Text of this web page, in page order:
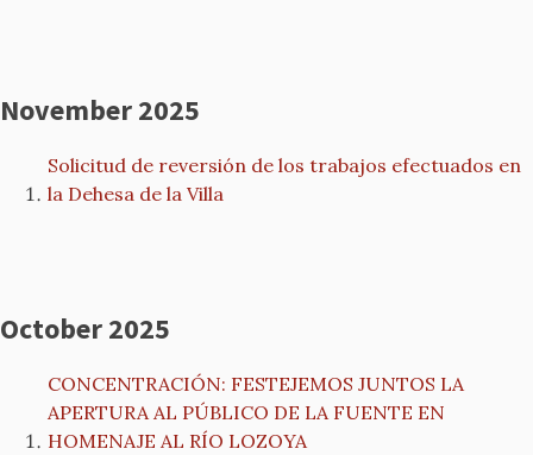
November 2025
Solicitud de reversión de los trabajos efectuados en
la Dehesa de la Villa
October 2025
CONCENTRACIÓN: FESTEJEMOS JUNTOS LA
APERTURA AL PÚBLICO DE LA FUENTE EN
HOMENAJE AL RÍO LOZOYA